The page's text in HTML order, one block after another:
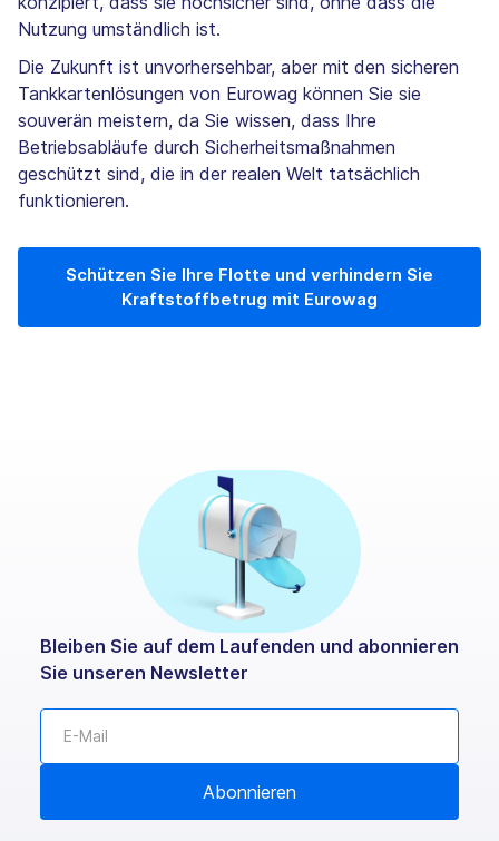
Nutzung umständlich ist.
Die Zukunft ist unvorhersehbar, aber mit den sicheren
Tankkartenlösungen von Eurowag können Sie sie
souverän meistern, da Sie wissen, dass Ihre
Betriebsabläufe durch Sicherheitsmaßnahmen
geschützt sind, die in der realen Welt tatsächlich
funktionieren.
Schützen Sie Ihre Flotte und verhindern Sie
Kraftstoffbetrug mit Eurowag
Bleiben Sie auf dem Laufenden und abonnieren
Sie unseren Newsletter